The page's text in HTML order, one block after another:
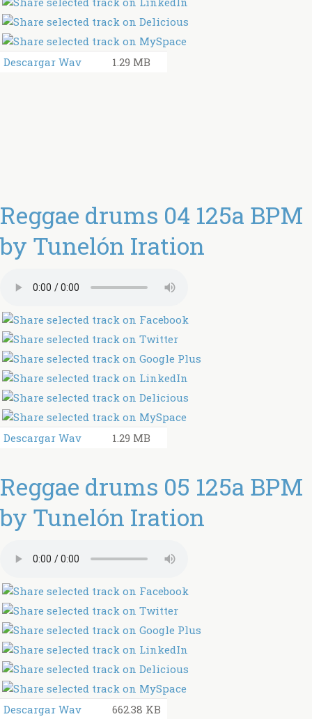
Descargar Wav 1.29 MB
Reggae drums 04 125a BPM
by Tunelón Iration
Descargar Wav 1.29 MB
Reggae drums 05 125a BPM
by Tunelón Iration
Descargar Wav 662.38 KB